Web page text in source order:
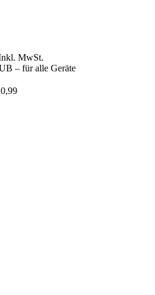
MwSt.
– für alle Geräte